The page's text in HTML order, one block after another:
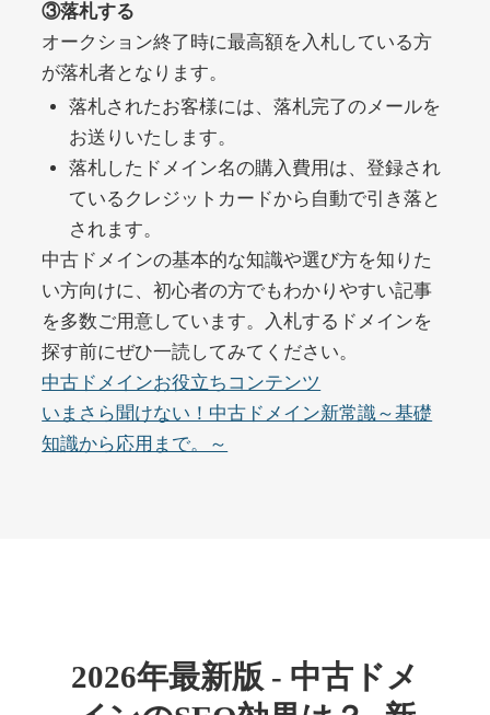
詳細を見る
portalvidalivre.com
ジャンル その他
DA47 外部リンク数2202 ドメイン年齢 5年
10,800円 入札 0件
buywrite-plus.com
ジャンルその他
DA 45 外部リンク数4677 ドメイン年齢2年
10,800円 入札 0件
外部リンク数963 ドメイン年齢
4,500円
③落札する
オークション終了時に最高額を入札している方
が落札者となります。
落札されたお客様には、落札完了のメールを
お送りいたします。
落札したドメイン名の購入費用は、登録され
ているクレジットカードから自動で引き落と
されます。
中古ドメインの基本的な知識や選び方を知りた
い方向けに、初心者の方でもわかりやすい記事
を多数ご用意しています。入札するドメインを
探す前にぜひ一読してみてください。
中古ドメインお役立ちコンテンツ
いまさら聞けない！中古ドメイン新常識～基礎
知識から応用まで。～
2026年最新版 - 中古ドメ